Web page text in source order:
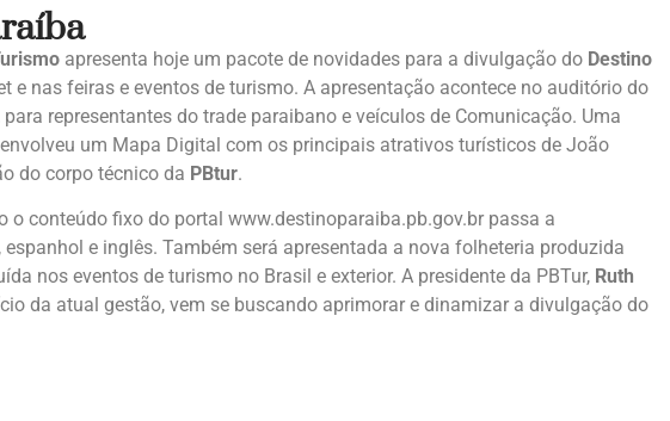
apresenta hoje um pacote de novidades para a divulgação do Destino
e nas feiras e eventos de turismo. A apresentação acontece no auditório do
representantes do trade paraibano e veículos de Comunicação. Uma
um Mapa Digital com os principais atrativos turísticos de João
do corpo técnico da PBtur.
o conteúdo fixo do portal www.destinoparaiba.pb.gov.br passa a
e inglês. Também será apresentada a nova folheteria produzida
nos eventos de turismo no Brasil e exterior. A presidente da PBTur, Ruth
da atual gestão, vem se buscando aprimorar e dinamizar a divulgação do